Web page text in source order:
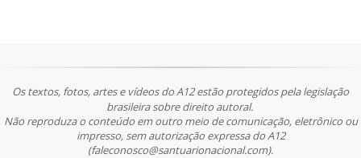
Os textos, fotos, artes e vídeos do A12 estão protegidos pela legislação
brasileira sobre direito autoral.
Não reproduza o conteúdo em outro meio de comunicação, eletrônico ou
impresso, sem autorização expressa do A12
(faleconosco@santuarionacional.com).